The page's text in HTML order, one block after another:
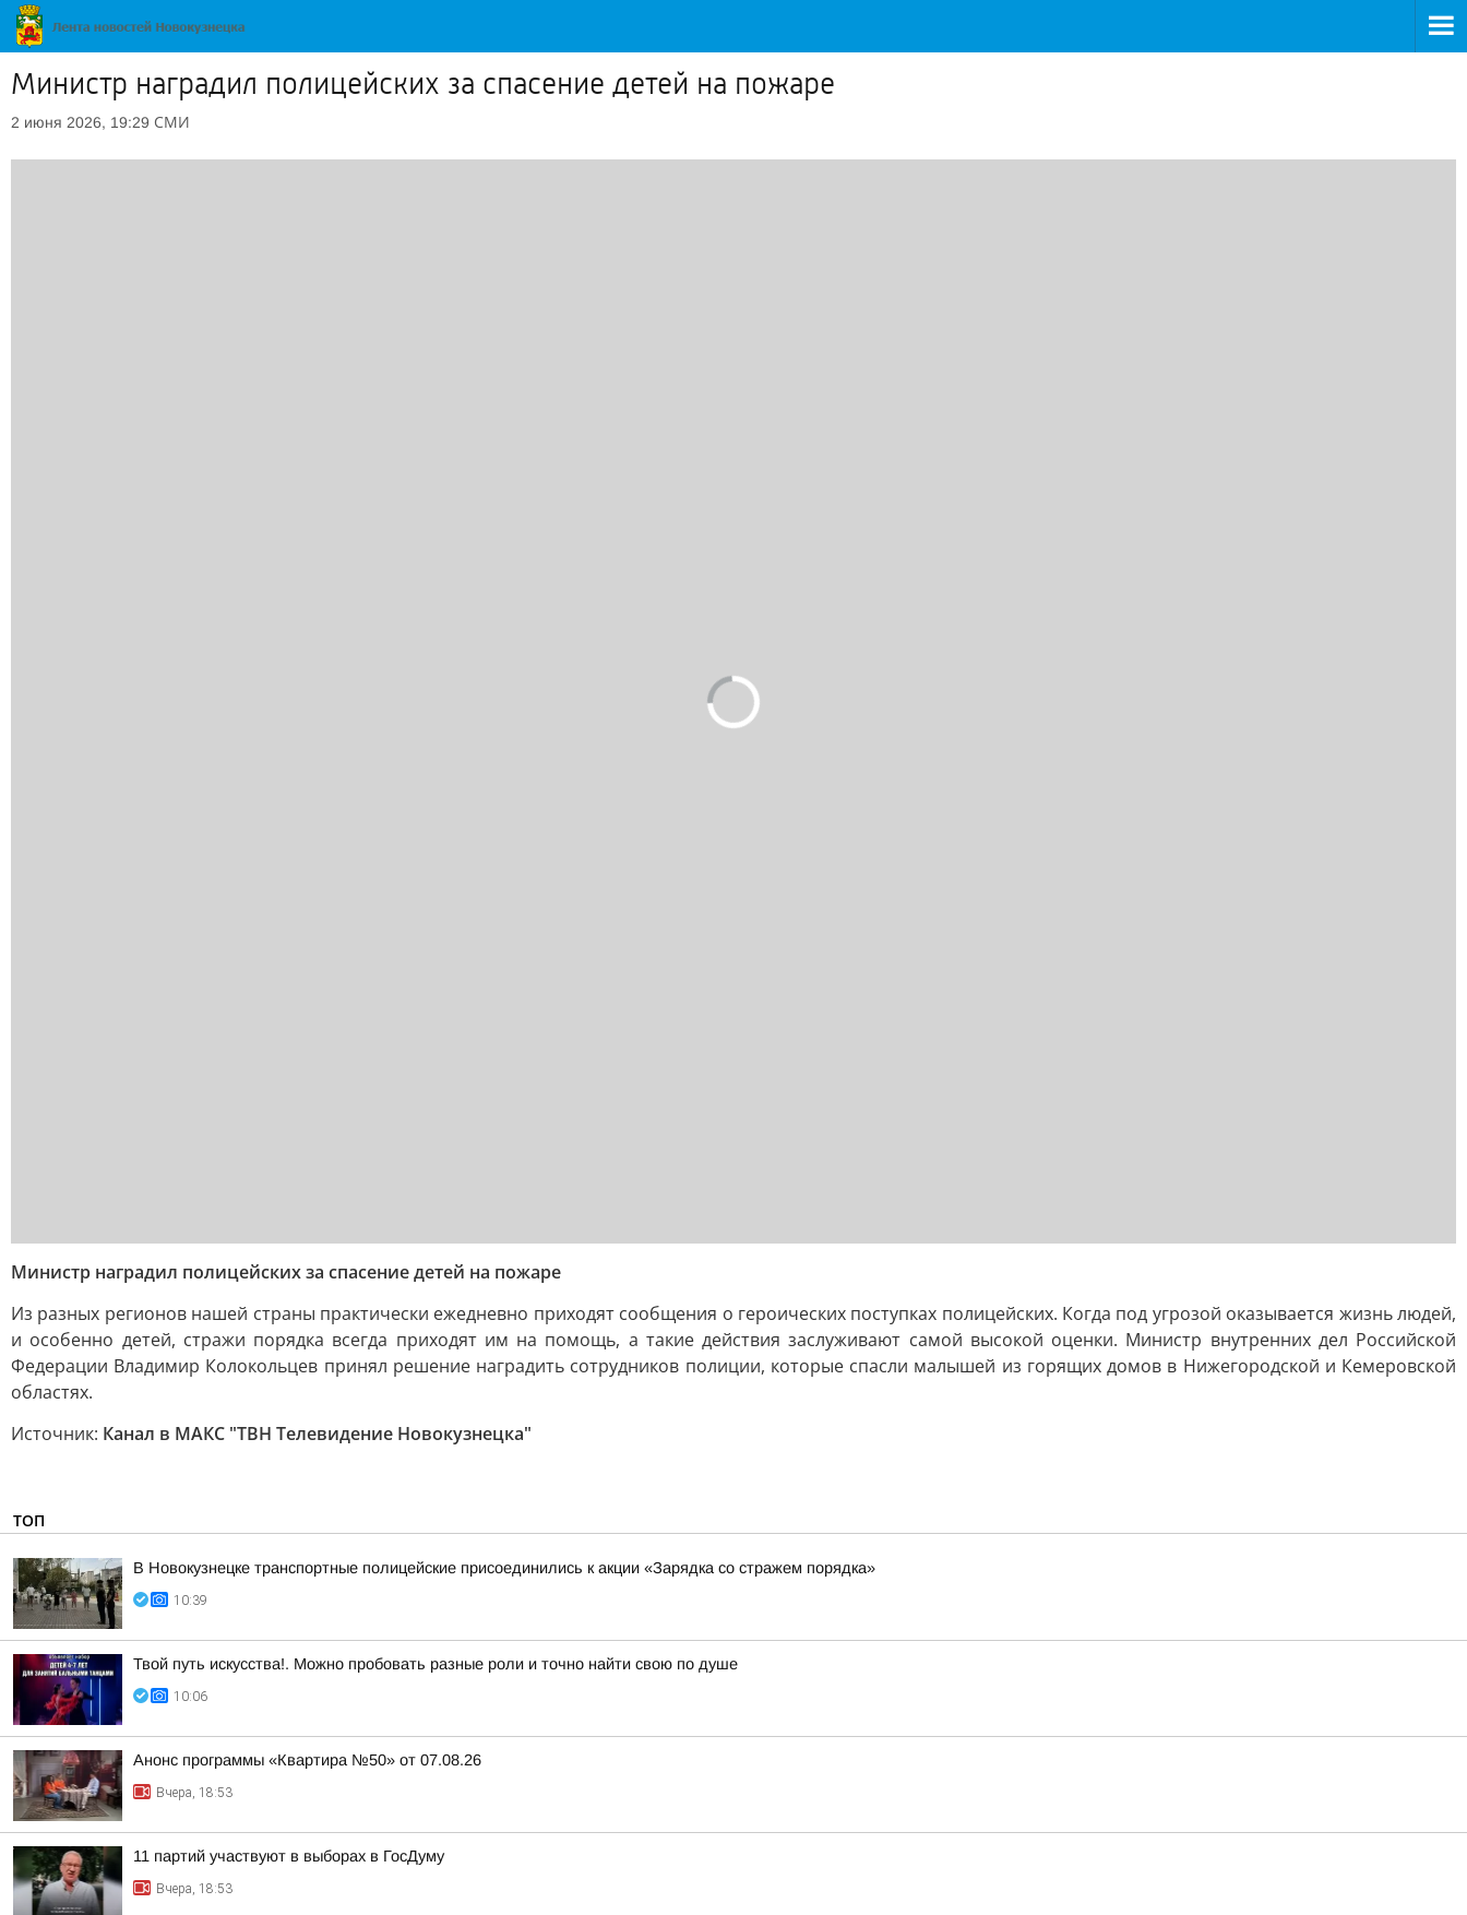
Министр наградил полицейских за спасение детей на пожаре
2 июня 2026, 19:29 СМИ
Министр наградил полицейских за спасение детей на пожаре
Из разных регионов нашей страны практически ежедневно приходят сообщения о героических поступках полицейских. Когда под угрозой оказывается жизнь людей,
и особенно детей, стражи порядка всегда приходят им на помощь, а такие действия заслуживают самой высокой оценки. Министр внутренних дел Российской
Федерации Владимир Колокольцев принял решение наградить сотрудников полиции, которые спасли малышей из горящих домов в Нижегородской и Кемеровской
областях.
Источник: Канал в МАКС "ТВН Телевидение Новокузнецка"
ТОП
В Новокузнецке транспортные полицейские присоединились к акции «Зарядка со стражем порядка»
10:39
Твой путь искусства!. Можно пробовать разные роли и точно найти свою по душе
10:06
Анонс программы «Квартира №50» от 07.08.26
Вчера, 18:53
11 партий участвуют в выборах в ГосДуму
Вчера, 18:53